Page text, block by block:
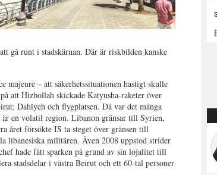
gå runt i stadskärnan. Där är riskbilden kanske
majeure – att säkerhetssituationen hastigt skulle
att Hizbollah skickade Katyusha-raketer över
Dahiyeh och flygplatsen. Då var det många
en volatil region. Libanon gränsar till Syrien,
året försökte IS ta steget över gränsen till
libanesiska militären. Även 2008 uppstod strider
hade fått sparken på grund av sin lojalitet till
stadsdelar i västra Beirut och ett 60-tal personer